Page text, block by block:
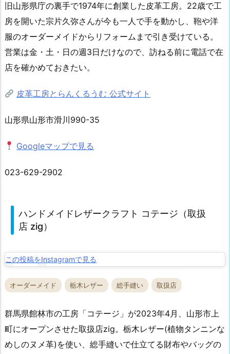
旧山形県庁の裏手で1974年に創業した皮革工房。22歳で工
房を開いた宗片久弥さんが今も一人で手を動かし、鞄や洋
服のオーダーメイドからリフォームまで引き受けている。
営業は金・土・日の週3日だけなので、訪ねる前に電話で在
店を確かめておきたい。
皮革工房とらんくるうむ 公式サイト
山形県山形市滑川990-35
Googleマップで見る
023-629-2902
ハンドメイドレザークラフト コテージ（取扱
店 zig）
この投稿をInstagramで見る
オーダーメイド 栃木レザー 総手縫い 取扱店
群馬県館林市の工房「コテージ」が2023年4月、山形市上
町にオープンさせた取扱店zig。栃木レザー(植物タンニンな
めしのヌメ革)を使い、総手縫いで仕立てる財布やバッグの